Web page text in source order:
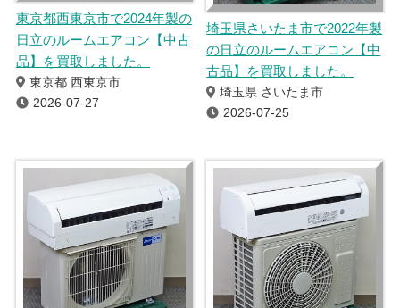
東京都西東京市で2024年製の
日立のルームエアコン【中古
品】を買取しました。
東京都 西東京市
2026-07-27
埼玉県さいたま市で2022年製
の日立のルームエアコン【中
古品】を買取しました。
埼玉県 さいたま市
2026-07-25